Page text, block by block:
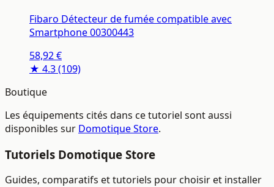
Fibaro Détecteur de fumée compatible avec
Smartphone 00300443
58,92 €
★ 4.3(109)
Boutique
Les équipements cités dans ce tutoriel sont aussi
disponibles sur Domotique Store.
Tutoriels Domotique Store
Guides, comparatifs et tutoriels pour choisir et installer